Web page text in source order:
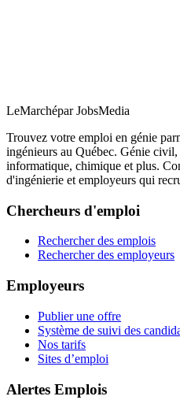
LeMarchépar JobsMedia
Trouvez votre emploi en génie
ingénieurs au Québec. Génie
informatique, chimique et plus.
d'ingénierie et employeurs qui
Chercheurs d'emploi
Rechercher des emplois
Rechercher des employeurs
Employeurs
Publier une offre
Système de suivi des
Nos tarifs
Sites d’emploi
Alertes Emplois